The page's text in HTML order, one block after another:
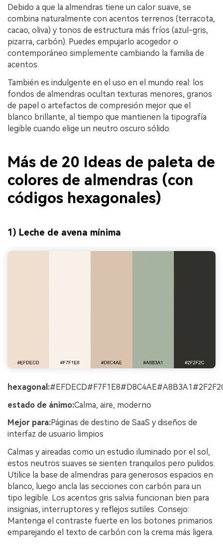
Debido a que la almendras tiene un calor suave, se
combina naturalmente con acentos terrenos (terracota,
cacao, oliva) y tonos de estructura más fríos (azul-gris,
pizarra, carbón). Puedes empujarlo acogedor o
contemporáneo simplemente cambiando la familia de
acentos.
También es indulgente en el uso en el mundo real: los
fondos de almendras ocultan texturas menores, granos
de papel o artefactos de compresión mejor que el
blanco brillante, al tiempo que mantienen la tipografía
legible cuando elige un neutro oscuro sólido.
Más de 20 Ideas de paleta de
colores de almendras (con
códigos hexagonales)
1) Leche de avena mínima
hexagonal:
estado de ánimo:Calma, aire, moderno
Mejor para:Páginas de destino de SaaS y diseños de
interfaz de usuario limpios
Calmas y aireadas como un estudio iluminado por el sol,
estos neutros suaves se sienten tranquilos pero pulidos.
Utilice la base de almendras para generosos espacios en
blanco, luego ancla las secciones con carbón para un
tipo legible. Los acentos gris salvia funcionan bien para
insignias, interruptores y reflejos sutiles. Consejo:
Mantenga el contraste fuerte en los botones primarios
emparejando el texto de carbón con la crema más ligera.